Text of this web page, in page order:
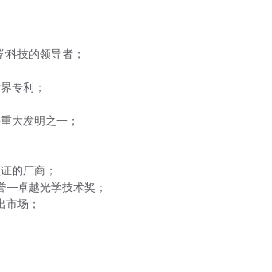
技的领导者；
专利；
大发明之一；
的厂商；
卓越光学技术奖；
市场；